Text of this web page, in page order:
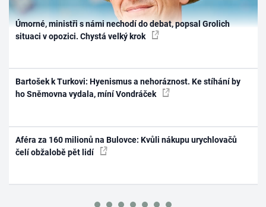
Úmorné, ministři s námi nechodí do debat, popsal Grolich
situaci v opozici. Chystá velký krok
Bartošek k Turkovi: Hyenismus a nehoráznost. Ke stíhání by
ho Sněmovna vydala, míní Vondráček
Aféra za 160 milionů na Bulovce: Kvůli nákupu urychlovačů
čelí obžalobě pět lidí